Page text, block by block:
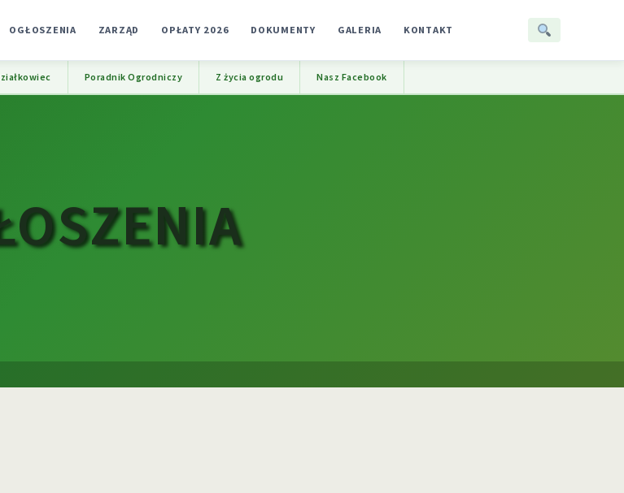
OGŁOSZENIA ZARZĄD OPŁATY 2026 DOKUMENTY GALERIA KONTAKT
Poradnik Ogrodniczy Z życia ogrodu Nasz Facebook